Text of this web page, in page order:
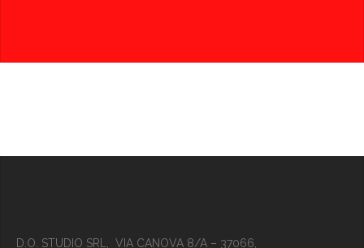
D.O. STUDIO SRL, VIA CANOVA 8/A – 37066,